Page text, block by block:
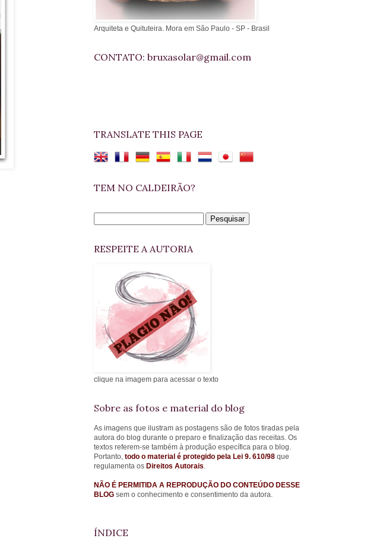
Arquiteta e Quituteira. Mora em São Paulo - SP - Brasil
CONTATO: bruxasolar@gmail.com
TRANSLATE THIS PAGE
TEM NO CALDEIRÃO?
RESPEITE A AUTORIA
clique na imagem para acessar o texto
Sobre as fotos e material do blog
As imagens que ilustram as postagens são de fotos tiradas pela
autora do blog durante o preparo e finalização das receitas. Os
textos referem-se também à produção específica para o blog.
Portanto, todo o material é protegido pela Lei 9. 610/98 que
regulamenta os Direitos Autorais.
NÃO É PERMITIDA A REPRODUÇÃO DO CONTEÚDO DESSE
BLOG sem o conhecimento e consentimento da autora.
ÍNDICE